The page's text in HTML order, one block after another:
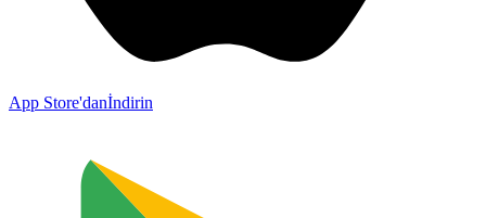
App Store'danİndirin